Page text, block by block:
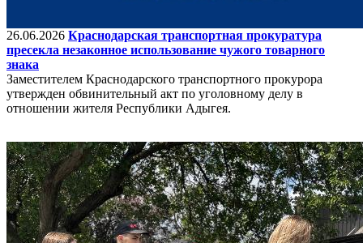
26.06.2026 Краснодарская транспортная прокуратура
пресекла незаконное использование чужого товарного
знака
Заместителем Краснодарского транспортного прокурора
утвержден обвинительный акт по уголовному делу в
отношении жителя Республики Адыгея.